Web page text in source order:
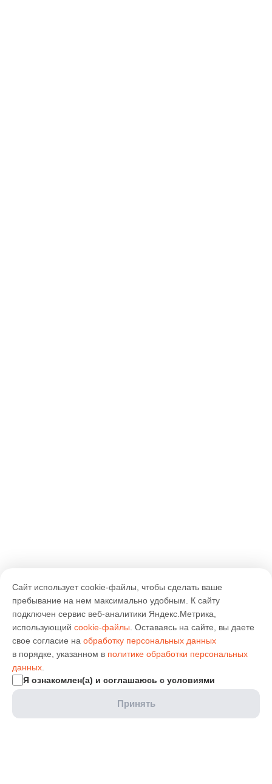
Сайт использует cookie-файлы, чтобы сделать ваше
пребывание на нем максимально удобным. К cайту
подключен сервис веб-аналитики Яндекс.Метрика,
использующий cookie-файлы . Оставаясь на сайте, вы даете
свое согласие на обработку персональных данных
в порядке, указанном в политике обработки персональных
данных
Я ознакомлен(а) и соглашаюсь с условиями
Принять